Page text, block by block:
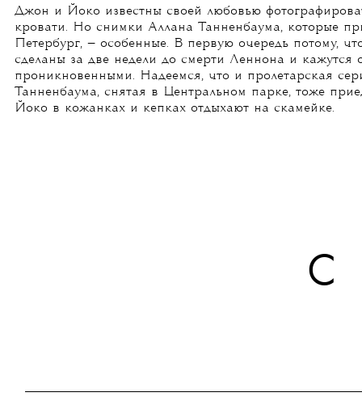
Джон и Йоко известны своей любовью
кровати. Но снимки Аллана Танненбаума, которые
Петербург, — особенные. В первую очередь потому,
сделаны за две недели до смерти Леннона и кажутся
проникновенными. Надеемся, что и пролетарская
Танненбаума, снятая в Центральном парке, тоже
Йоко в кожанках и кепках отдыхают на скамейке.
С